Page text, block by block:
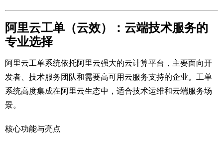
阿里云工单（云效）：云端技术服务的
专业选择
阿里云工单系统依托阿里云强大的云计算平台，主要面向开
发者、技术服务团队和需要高可用云服务支持的企业。工单
系统高度集成在阿里云生态中，适合技术运维和云端服务场
景。
核心功能与亮点